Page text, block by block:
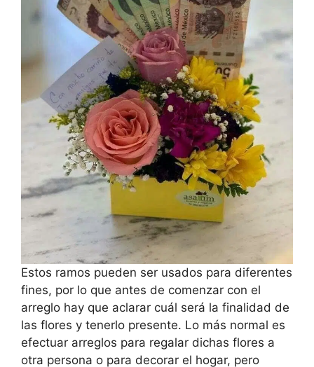
Estos ramos pueden ser usados para diferentes
fines, por lo que antes de comenzar con el
arreglo hay que aclarar cuál será la finalidad de
las flores y tenerlo presente. Lo más normal es
efectuar arreglos para regalar dichas flores a
otra persona o para decorar el hogar, pero